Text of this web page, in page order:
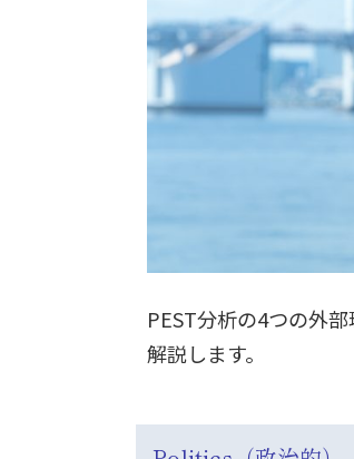
PEST分析の4つの外
解説します。